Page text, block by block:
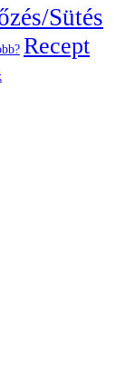
Sütés
Recept